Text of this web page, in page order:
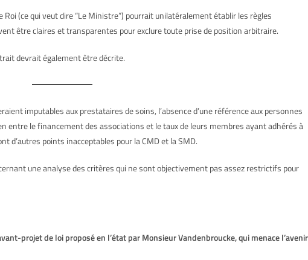
(ce qui veut dire “Le Ministre”) pourrait unilatéralement établir les règles
être claires et transparentes pour exclure toute prise de position arbitraire.
devrait également être décrite.
imputables aux prestataires de soins, l’absence d’une référence aux personnes
entre le financement des associations et le taux de leurs membres ayant adhérés à
d’autres points inacceptables pour la CMD et la SMD.
une analyse des critères qui ne sont objectivement pas assez restrictifs pour
projet de loi proposé en l’état par Monsieur Vandenbroucke, qui menace l’avenir